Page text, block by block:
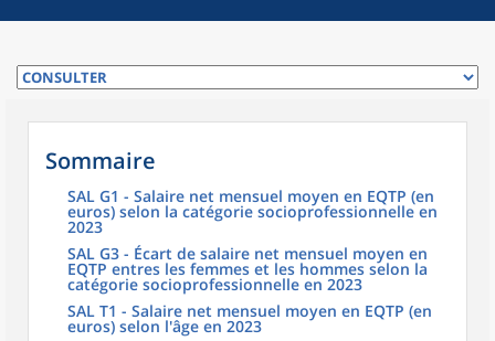
Sommaire
SAL G1 - Salaire net mensuel moyen en EQTP (en
euros) selon la catégorie socioprofessionnelle en
2023
SAL G3 - Écart de salaire net mensuel moyen en
EQTP entres les femmes et les hommes selon la
catégorie socioprofessionnelle en 2023
SAL T1 - Salaire net mensuel moyen en EQTP (en
euros) selon l'âge en 2023